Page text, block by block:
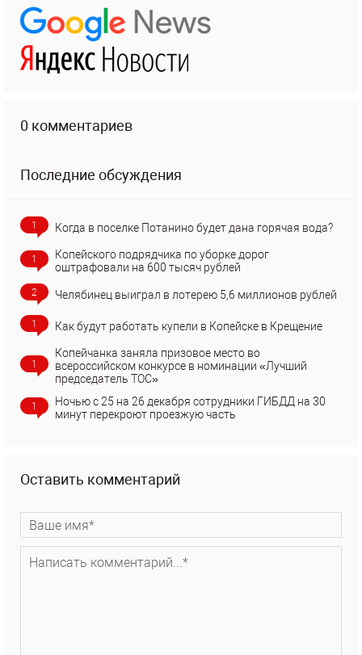
0 комментариев
Последние обсуждения
1 Когда в поселке Потанино будет дана горячая вода?
1
Копейского подрядчика по уборке дорог
оштрафовали на 600 тысяч рублей
2 Челябинец выиграл в лотерею 5,6 миллионов рублей
1 Как будут работать купели в Копейске в Крещение
1
Копейчанка заняла призовое место во
всероссийском конкурсе в номинации «Лучший
председатель ТОС»
1
Ночью с 25 на 26 декабря сотрудники ГИБДД на 30
минут перекроют проезжую часть
Оставить комментарий